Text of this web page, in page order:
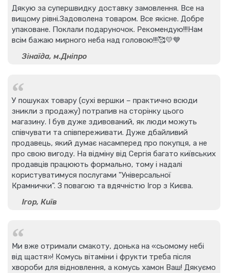
Дякую за супершвидку доставку замовлення. Все на
вищому рівні.Задоволена товаром. Все якісне. Добре
упаковане. Поклали подаруночок. Рекомендую!!!Нам
всім бажаю мирного неба над головою!!!🥰💛💙
Зінаїда, м.Дніпро
У пошуках товару (сухі вершки – практично всюди
зникли з продажу) потрапив на сторінку цього
магазину. І був дуже здивований, як люди можуть
співчувати та співпереживати. Дуже дбайливий
продавець, який думає насамперед про покупця, а не
про свою вигоду. На відміну від Сергія багато київських
продавців працюють формально, тому і надалі
користуватимуся послугами "Універсальної
Крамнички". З повагою та вдячністю Ігор з Києва.
Ігор, Київ
Ми вже отримали смакоту, донька на «сьомому небі
від щастя»! Комусь вітаміни і фрукти треба після
хвороби для відновлення, а комусь хамон Ваш! Дякуємо